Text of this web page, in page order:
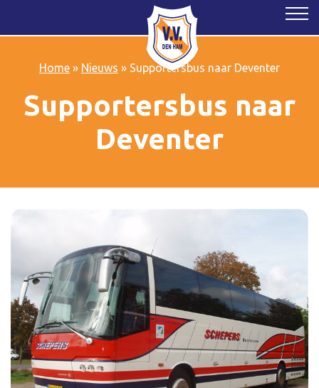
Home» Nieuws » Supportersbus naar Deventer
Supportersbus naar
Deventer